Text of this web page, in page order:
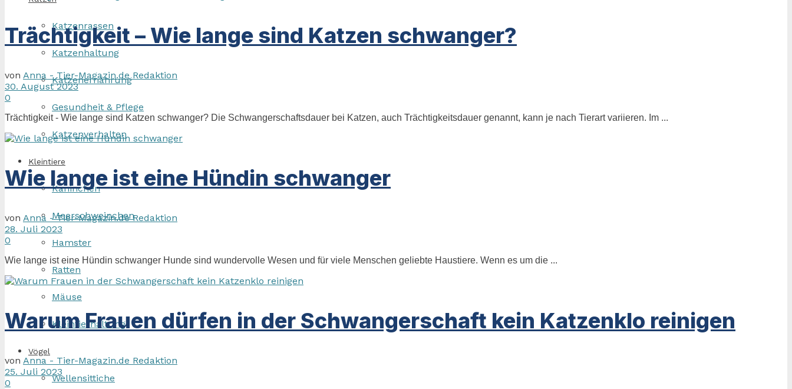
Katzenrassen
Katzenhaltung
Katzenernährung
Gesundheit & Pflege
Katzenverhalten
Kleintiere
Kaninchen
Meerschweinchen
Hamster
Ratten
Mäuse
Kleintierhaltung
Vögel
Wellensittiche
Trächtigkeit – Wie lange sind Katzen schwanger?
von Anna - Tier-Magazin.de Redaktion
30. August 2023
0
Trächtigkeit - Wie lange sind Katzen schwanger? Die Schwangerschaftsdauer bei Katzen, auch Trächtigkeitsdauer genannt, kann je nach Tierart variieren. Im ...
Wie lange ist eine Hündin schwanger
von Anna - Tier-Magazin.de Redaktion
28. Juli 2023
0
Wie lange ist eine Hündin schwanger Hunde sind wundervolle Wesen und für viele Menschen geliebte Haustiere. Wenn es um die ...
Warum Frauen dürfen in der Schwangerschaft kein Katzenklo reinigen
von Anna - Tier-Magazin.de Redaktion
25. Juli 2023
0